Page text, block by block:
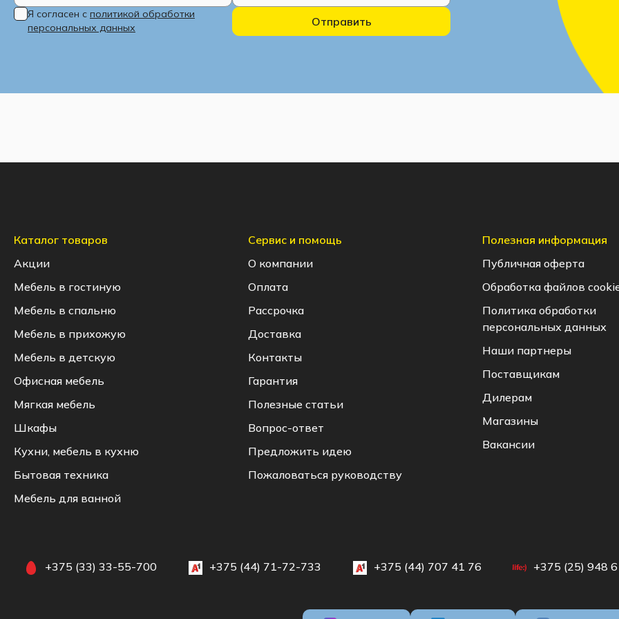
Я согласен с политикой обработки
персональных данных
Отправить
Каталог товаров
Акции
Мебель в гостиную
Мебель в спальню
Мебель в прихожую
Мебель в детскую
Офисная мебель
Мягкая мебель
Шкафы
Кухни, мебель в кухню
Бытовая техника
Мебель для ванной
Сервис и помощь
О компании
Оплата
Рассрочка
Доставка
Контакты
Гарантия
Полезные статьи
Вопрос-ответ
Предложить идею
Пожаловаться руководству
Полезная информация
Публичная оферта
Обработка файлов
Политика обработки
персональных данных
Наши партнеры
Поставщикам
Дилерам
Магазины
Вакансии
+375 (33) 33-55-700 +375 (44) 71-72-733 +375 (44) 707 41 76 +375 (25) 948